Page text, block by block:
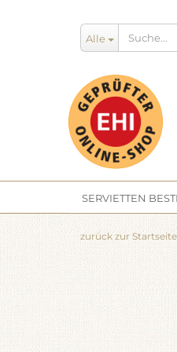
Alle
SERVIETTEN
zurück zur Startseite